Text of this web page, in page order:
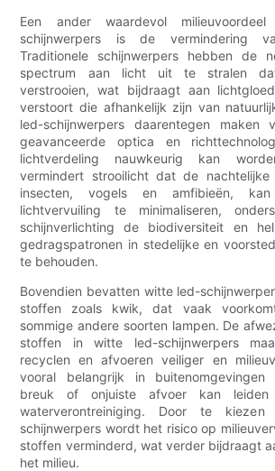
Een ander waardevol
schijnwerpers is de vermindering
Traditionele schijnwerpers hebben de
spectrum aan licht uit te stralen
verstrooien, wat bijdraagt ​​aan
verstoort die afhankelijk zijn van
led-schijnwerpers daarentegen maken
geavanceerde optica en
lichtverdeling nauwkeurig kan
vermindert strooilicht dat de
insecten, vogels en amfibieën,
lichtvervuiling te minimaliseren,
schijnverlichting de biodiversiteit en
gedragspatronen in stedelijke en
te behouden.
Bovendien bevatten witte led-
stoffen zoals kwik, dat vaak
sommige andere soorten lampen. De
stoffen in witte led-schijnwerpers
recyclen en afvoeren veiliger en
vooral belangrijk in buitenomgevingen
breuk of onjuiste afvoer kan
waterverontreiniging. Door te
schijnwerpers wordt het risico op
stoffen verminderd, wat verder bijdraagt
het milieu.